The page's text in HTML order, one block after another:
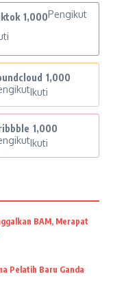
1,000Pengikut
1,000
Ikuti
1,000
Ikuti
BAM, Merapat
Pelatih Baru Ganda